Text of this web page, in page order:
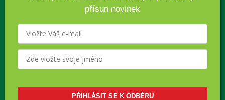
přísun novinek
PŘIHLÁSIT SE K ODBĚRU